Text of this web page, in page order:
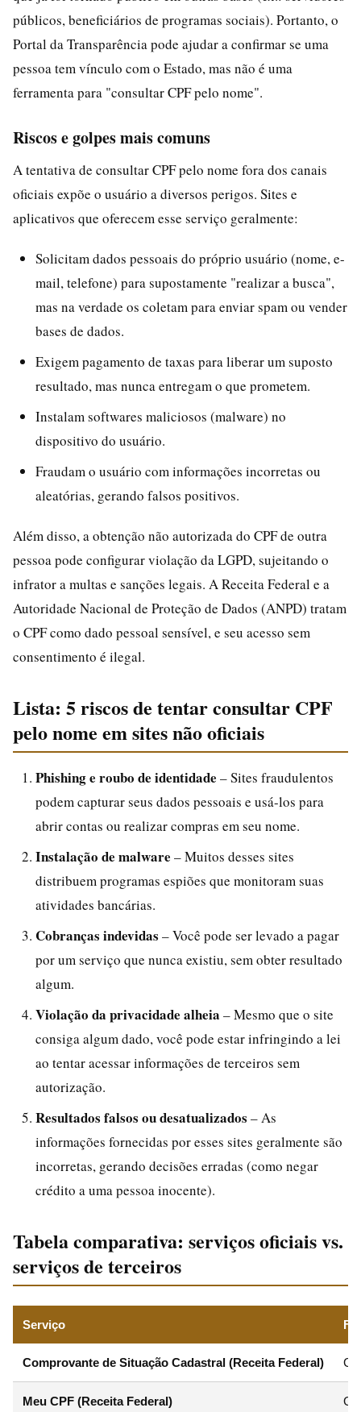
públicos, beneficiários de programas sociais). Portanto, o
Portal da Transparência pode ajudar a confirmar se uma
pessoa tem vínculo com o Estado, mas não é uma
ferramenta para "consultar CPF pelo nome".
Riscos e golpes mais comuns
A tentativa de consultar CPF pelo nome fora dos canais
oficiais expõe o usuário a diversos perigos. Sites e
aplicativos que oferecem esse serviço geralmente:
Solicitam dados pessoais do próprio usuário (nome, e-
mail, telefone) para supostamente "realizar a busca",
mas na verdade os coletam para enviar spam ou vender
bases de dados.
Exigem pagamento de taxas para liberar um suposto
resultado, mas nunca entregam o que prometem.
Instalam softwares maliciosos (malware) no
dispositivo do usuário.
Fraudam o usuário com informações incorretas ou
aleatórias, gerando falsos positivos.
Além disso, a obtenção não autorizada do CPF de outra
pessoa pode configurar violação da LGPD, sujeitando o
infrator a multas e sanções legais. A Receita Federal e a
Autoridade Nacional de Proteção de Dados (ANPD) tratam
o CPF como dado pessoal sensível, e seu acesso sem
consentimento é ilegal.
Lista: 5 riscos de tentar consultar CPF
pelo nome em sites não oficiais
Phishing e roubo de identidade – Sites fraudulentos
podem capturar seus dados pessoais e usá-los para
abrir contas ou realizar compras em seu nome.
Instalação de malware – Muitos desses sites
distribuem programas espiões que monitoram suas
atividades bancárias.
Cobranças indevidas – Você pode ser levado a pagar
por um serviço que nunca existiu, sem obter resultado
algum.
Violação da privacidade alheia – Mesmo que o site
consiga algum dado, você pode estar infringindo a lei
ao tentar acessar informações de terceiros sem
autorização.
Resultados falsos ou desatualizados – As
informações fornecidas por esses sites geralmente são
incorretas, gerando decisões erradas (como negar
crédito a uma pessoa inocente).
Tabela comparativa: serviços oficiais vs.
serviços de terceiros
Serviço
Comprovante de Situação Cadastral (Receita Federal)
Meu CPF (Receita Federal)